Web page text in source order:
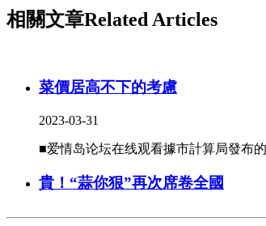
相關文章Related Articles
菜價居高不下的考慮
2023-03-31
■爱情岛论坛在线观看據市計算局發布
貴！“蒜你狠”再次席卷全國
2023-04-14